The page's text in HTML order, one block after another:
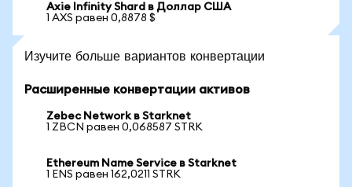
Axie Infinity Shard в Доллар США
1 AXS равен 0,8878 $
Изучите больше вариантов конвертации
Расширенные конвертации активов
Zebec Network в Starknet
1 ZBCN равен 0,068587 STRK
Ethereum Name Service в Starknet
1 ENS равен 162,0211 STRK